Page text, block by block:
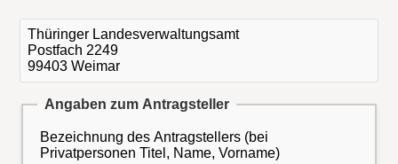
Thüringer Landesverwaltungsamt
Postfach 2249
99403 Weimar
Angaben zum Antragsteller
Bezeichnung des Antragstellers (bei
Privatpersonen Titel, Name, Vorname)